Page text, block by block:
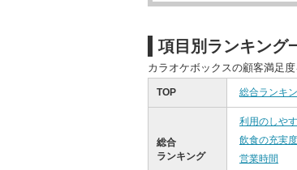
項目別ランキング
カラオケボックスの顧客満足
TOP 総合ランキ
総合
ランキング
利用のしや
飲食の充実度
営業時間